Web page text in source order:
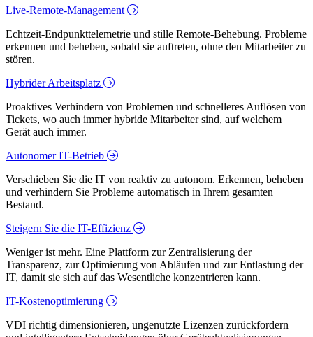
Live-Remote-Management
Echtzeit-Endpunkttelemetrie und stille Remote-Behebung. Probleme
erkennen und beheben, sobald sie auftreten, ohne den Mitarbeiter zu
stören.
Hybrider Arbeitsplatz
Proaktives Verhindern von Problemen und schnelleres Auflösen von
Tickets, wo auch immer hybride Mitarbeiter sind, auf welchem
Gerät auch immer.
Autonomer IT-Betrieb
Verschieben Sie die IT von reaktiv zu autonom. Erkennen, beheben
und verhindern Sie Probleme automatisch in Ihrem gesamten
Bestand.
Steigern Sie die IT-Effizienz
Weniger ist mehr. Eine Plattform zur Zentralisierung der
Transparenz, zur Optimierung von Abläufen und zur Entlastung der
IT, damit sie sich auf das Wesentliche konzentrieren kann.
IT-Kostenoptimierung
VDI richtig dimensionieren, ungenutzte Lizenzen zurückfordern